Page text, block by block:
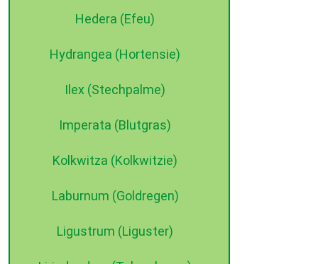
Hedera (Efeu)
Hydrangea (Hortensie)
Ilex (Stechpalme)
Imperata (Blutgras)
Kolkwitza (Kolkwitzie)
Laburnum (Goldregen)
Ligustrum (Liguster)